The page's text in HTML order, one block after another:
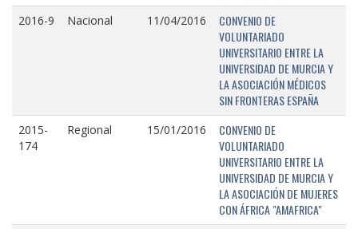
2016-9 Nacional 11/04/2016
CONVENIO DE
VOLUNTARIADO
UNIVERSITARIO ENTRE LA
UNIVERSIDAD DE MURCIA Y
LA ASOCIACIÓN MÉDICOS
SIN FRONTERAS ESPAÑA
2015-
174
Regional 15/01/2016
CONVENIO DE
VOLUNTARIADO
UNIVERSITARIO ENTRE LA
UNIVERSIDAD DE MURCIA Y
LA ASOCIACIÓN DE MUJERES
CON ÁFRICA "AMAFRICA"